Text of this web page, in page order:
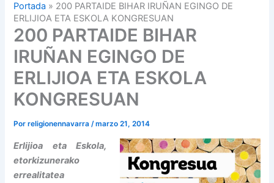
Portada » 200 PARTAIDE BIHAR IRUÑAN EGINGO DE
ERLIJIOA ETA ESKOLA KONGRESUAN
200 PARTAIDE BIHAR
IRUÑAN EGINGO DE
ERLIJIOA ETA ESKOLA
KONGRESUAN
Porreligionennavarra/marzo 21, 2014
Erlijioa eta Eskola,
etorkizunerako
errealitatea